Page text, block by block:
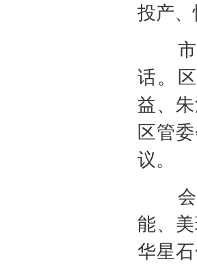
投产、
市政
话。
益、
区管
议。
会议
能、
华星